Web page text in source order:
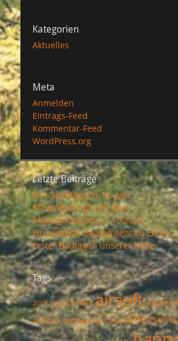
Kategorien
Aktuelles
Meta
Anmelden
Eintrags-Feed
Kommentar-Feed
WordPress.org
Letzte Beiträge
Fun-Spieltag am 14. Juni
Pfingstbash am 25. Mai
Anfängertag am 11.10.2025
Ein weiterer Bautag geht zu Ende
Erster Bautag in unserer Halle
Tags
2019 action airfield airsoft airsoft
anfänger anfängertag anlass